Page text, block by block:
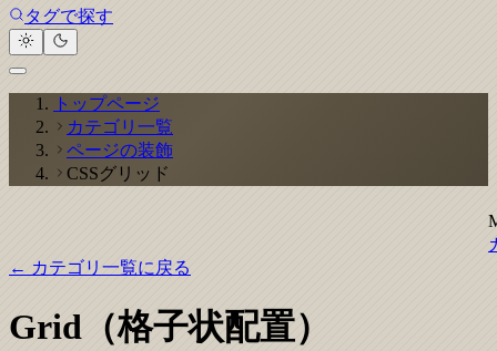
タグで探す
トップページ
カテゴリ一覧
ページの装飾
CSSグリッド
← カテゴリ一覧に戻る
Grid（格子状配置）